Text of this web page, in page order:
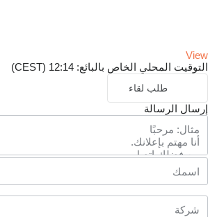
View
التوقيت المحلي الخاص بالبائع: 12:14 (CEST)
طلب لقاء
إرسال الرسالة